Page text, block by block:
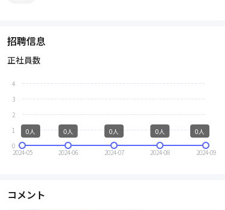
招聘信息
正社員数
0
1
2
3
4
2024-05 2024-06 2024-07 2024-08 2024-09
0人 0人 0人 0人 0人
コメント